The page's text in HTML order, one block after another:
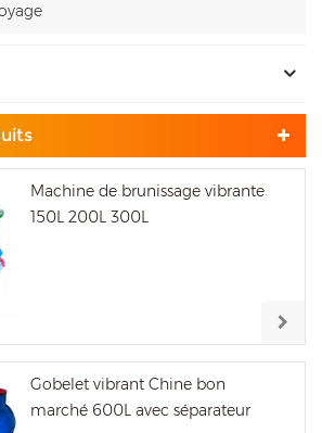
Machine de brunissage vibrante
150L 200L 300L
Gobelet vibrant Chine bon
marché 600L avec séparateur